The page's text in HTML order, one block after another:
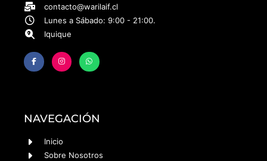
contacto@warilaif.cl
Lunes a Sábado: 9:00 - 21:00.
Iquique
NAVEGACIÓN
Inicio
Sobre Nosotros